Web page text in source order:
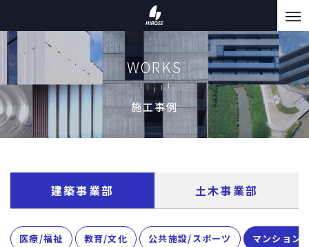
WORKS
施工事例
建築事業部 土木事業部
医療/福祉 教育/文化 公共施設/スポーツ マンション/